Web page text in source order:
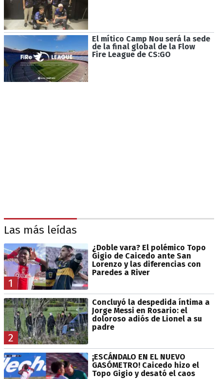
El mítico Camp Nou será la sede
de la final global de la Flow
Fire League de CS:GO
Las más leídas
1
¿Doble vara? El polémico Topo
Gigio de Caicedo ante San
Lorenzo y las diferencias con
Paredes a River
2
Concluyó la despedida íntima a
Jorge Messi en Rosario: el
doloroso adiós de Lionel a su
padre
¡ESCÁNDALO EN EL NUEVO
GASÓMETRO! Caicedo hizo el
Topo Gigio y desató el caos